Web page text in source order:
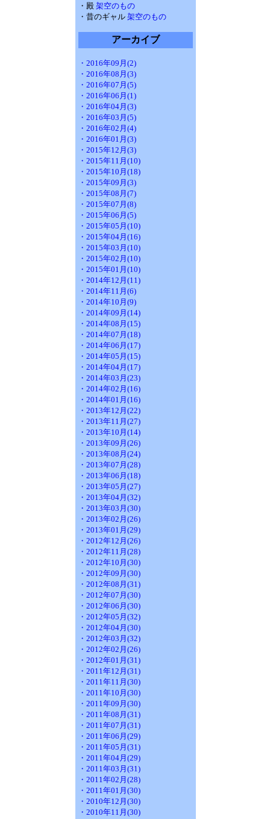
・殿 架空のもの
・昔のギャル 架空のもの
アーカイブ
・2016年09月(2)
・2016年08月(3)
・2016年07月(5)
・2016年06月(1)
・2016年04月(3)
・2016年03月(5)
・2016年02月(4)
・2016年01月(3)
・2015年12月(3)
・2015年11月(10)
・2015年10月(18)
・2015年09月(3)
・2015年08月(7)
・2015年07月(8)
・2015年06月(5)
・2015年05月(10)
・2015年04月(16)
・2015年03月(10)
・2015年02月(10)
・2015年01月(10)
・2014年12月(11)
・2014年11月(6)
・2014年10月(9)
・2014年09月(14)
・2014年08月(15)
・2014年07月(18)
・2014年06月(17)
・2014年05月(15)
・2014年04月(17)
・2014年03月(23)
・2014年02月(16)
・2014年01月(16)
・2013年12月(22)
・2013年11月(27)
・2013年10月(14)
・2013年09月(26)
・2013年08月(24)
・2013年07月(28)
・2013年06月(18)
・2013年05月(27)
・2013年04月(32)
・2013年03月(30)
・2013年02月(26)
・2013年01月(29)
・2012年12月(26)
・2012年11月(28)
・2012年10月(30)
・2012年09月(30)
・2012年08月(31)
・2012年07月(30)
・2012年06月(30)
・2012年05月(32)
・2012年04月(30)
・2012年03月(32)
・2012年02月(26)
・2012年01月(31)
・2011年12月(31)
・2011年11月(30)
・2011年10月(30)
・2011年09月(30)
・2011年08月(31)
・2011年07月(31)
・2011年06月(29)
・2011年05月(31)
・2011年04月(29)
・2011年03月(31)
・2011年02月(28)
・2011年01月(30)
・2010年12月(30)
・2010年11月(30)